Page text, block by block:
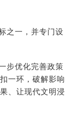
之一，并专门设
步优化完善政策
一环，破解影响
、让现代文明浸